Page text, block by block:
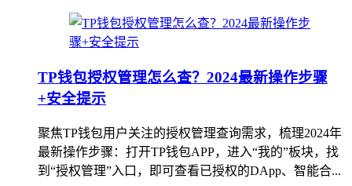
TP钱包授权管理怎么查？2024最新操作步骤
+安全提示
聚焦TP钱包用户关注的授权管理查询需求，梳理2024年
最新操作步骤：打开TP钱包APP，进入“我的”板块，找
到“授权管理”入口，即可查看已授权的DApp、智能合...